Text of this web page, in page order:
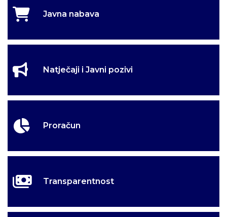
Javna nabava
Natječaji i Javni pozivi
Proračun
Transparentnost